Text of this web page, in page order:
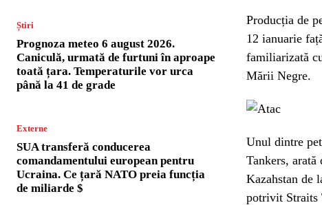
Știri
Prognoza meteo 6 august 2026.
Caniculă, urmată de furtuni în aproape
toată țara. Temperaturile vor urca
până la 41 de grade
Externe
SUA transferă conducerea
comandamentului european pentru
Ucraina. Ce țară NATO preia funcția
de miliarde $
Producția de
12 ianuarie
familiarizată
Mării Negre.
Unul dintre
Tankers,
Kazahstan de
potrivit Straits